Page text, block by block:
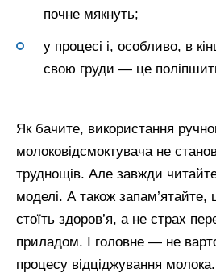
почне мякнуть;
у процесі і, особливо, в
свою груди — це
Як бачите, використання
молоковідсмоктувача не
труднощів. Але завжди
моделі. А також
стоїть здоров’я, а не страх
приладом. І головне — не
процесу відціджування